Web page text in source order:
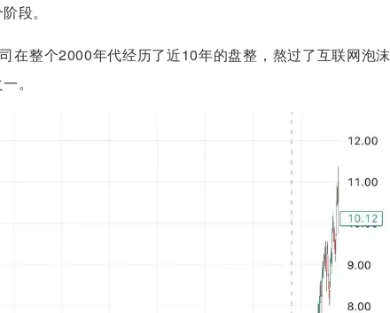
段。
在整个2000年代经历了近10年的盘整，熬过了互联网泡沫
。